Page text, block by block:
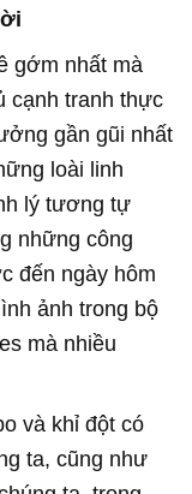
gớm nhất mà
cạnh tranh thực
gần gũi nhất
loài linh
lý tương tự
những công
đến ngày hôm
ảnh trong bộ
mà nhiều
và khỉ đột có
ta, cũng như